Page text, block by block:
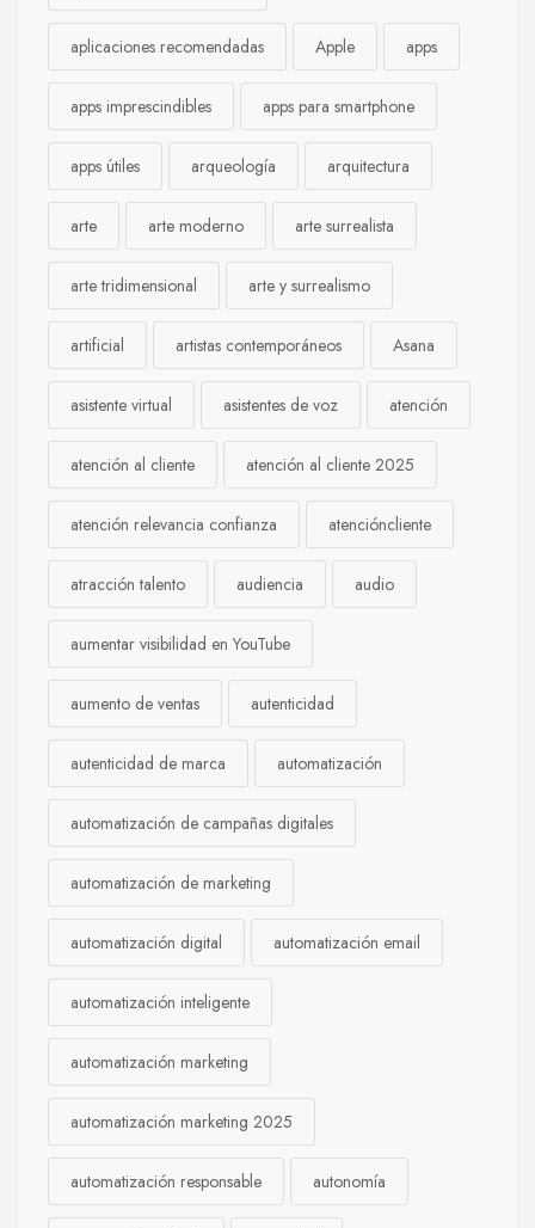
aplicaciones recomendadas Apple apps
apps imprescindibles apps para smartphone
apps útiles arqueología arquitectura
arte arte moderno arte surrealista
arte tridimensional arte y surrealismo
artificial artistas contemporáneos Asana
asistente virtual asistentes de voz atención
atención al cliente atención al cliente 2025
atención relevancia confianza atencióncliente
atracción talento audiencia audio
aumentar visibilidad en YouTube
aumento de ventas autenticidad
autenticidad de marca automatización
automatización de campañas digitales
automatización de marketing
automatización digital automatización email
automatización inteligente
automatización marketing
automatización marketing 2025
automatización responsable autonomía